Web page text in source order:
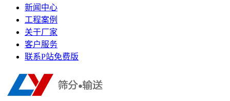
新闻中心
工程案例
关于厂家
客户服务
联系P站免费版